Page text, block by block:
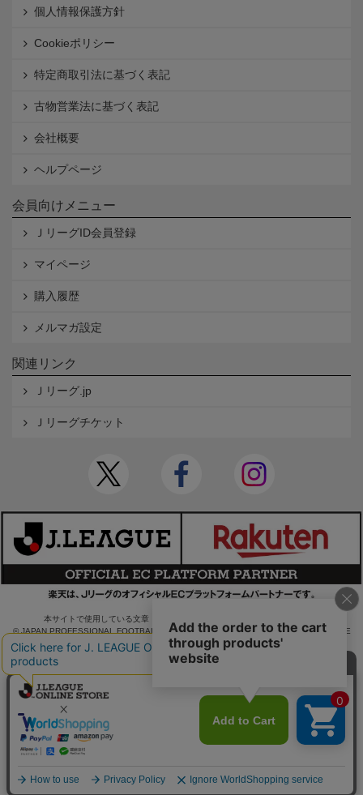
個人情報保護方針
Cookieポリシー
特定商取引法に基づく表記
古物営業法に基づく表記
会社概要
ヘルプページ
会員向けメニュー
ＪリーグID会員登録
マイページ
購入履歴
メルマガ設定
関連リンク
Ｊリーグ.jp
Ｊリーグチケット
本サイトで使用している文章・画像等の無断での複製・転載を禁止します。
© JAPAN PROFESSIONAL FOOTBALL LEAGUE Rakuten Group, Inc. ALL RIGHTS RE
SERVED.